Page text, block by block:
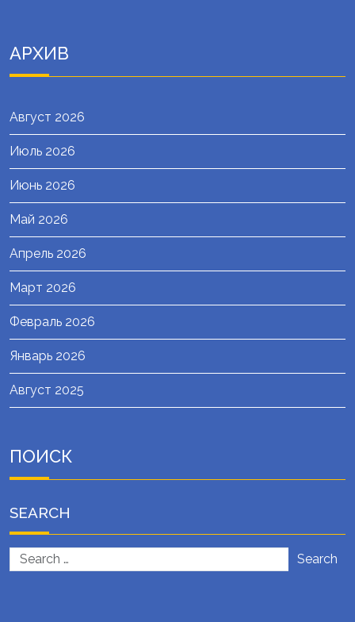
АРХИВ
Август 2026
Июль 2026
Июнь 2026
Май 2026
Апрель 2026
Март 2026
Февраль 2026
Январь 2026
Август 2025
ПОИСК
SEARCH
Search